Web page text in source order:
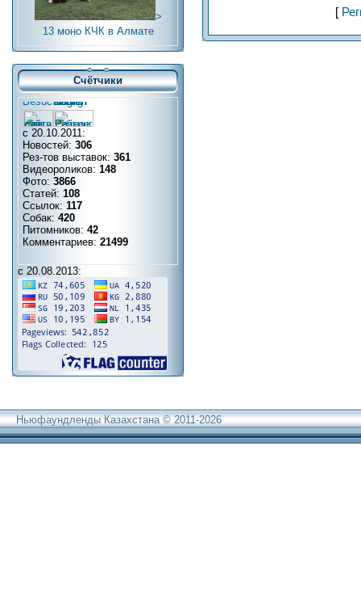
>
13 моно КЧК в Алмате
Счётчики
с 20.10.2011:
Новостей: 306
Рез-тов выставок: 361
Видеороликов: 148
Фото: 3866
Статей: 108
Ссылок: 117
Собак: 420
Питомников: 42
Комментариев: 21499
с 20.08.2013:
[
Ньюфаундленды Казахстана © 2011-2026